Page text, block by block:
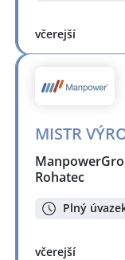
včerejší
MISTR
Rohatec
Plný
včerejší